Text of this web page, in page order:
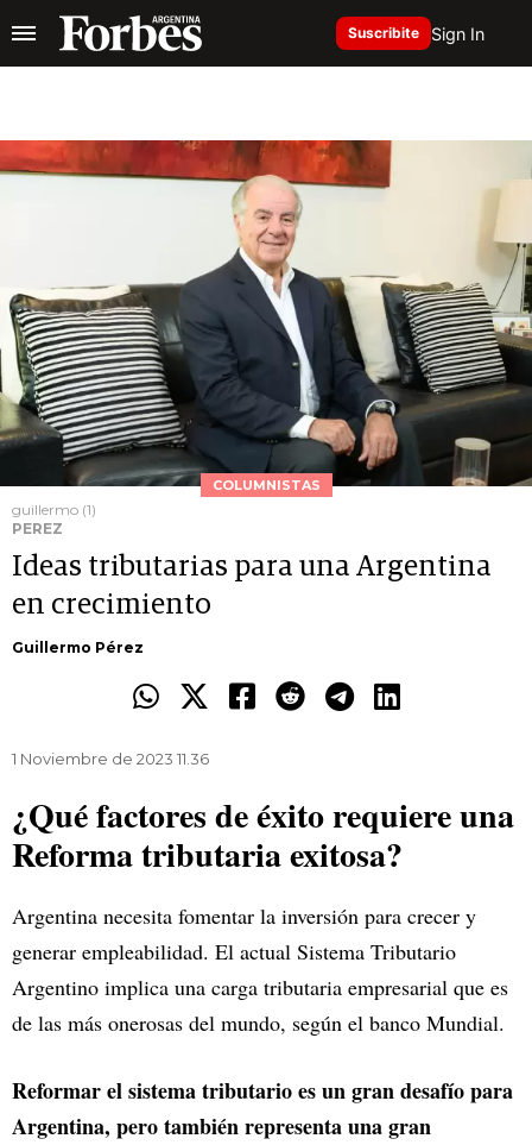
Suscribite Sign In
COLUMNISTAS
guillermo (1)
PEREZ
Ideas tributarias para una Argentina
en crecimiento
Guillermo Pérez
1 Noviembre de 2023 11.36
¿Qué factores de éxito requiere una
Reforma tributaria exitosa?
Argentina necesita fomentar la inversión para crecer y
generar empleabilidad. El actual Sistema Tributario
Argentino implica una carga tributaria empresarial que es
de las más onerosas del mundo, según el banco Mundial.
Reformar el sistema tributario es un gran desafío para
Argentina, pero también representa una gran